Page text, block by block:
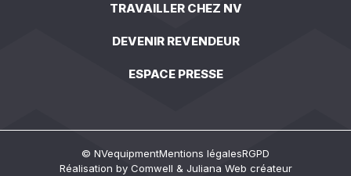
TRAVAILLER CHEZ NV
DEVENIR REVENDEUR
ESPACE PRESSE
© NVequipmentMentions légalesRGPD
Réalisation by Comwell & Juliana Web créateur